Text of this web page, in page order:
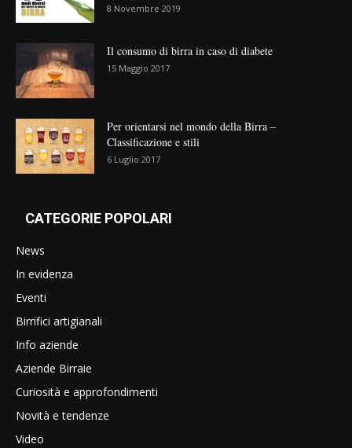
8 Novembre 2019
Il consumo di birra in caso di diabete
15 Maggio 2017
Per orientarsi nel mondo della Birra –
Classificazione e stili
6 Luglio 2017
CATEGORIE POPOLARI
News
In evidenza
Eventi
Birrifici artigianali
Info aziende
Aziende Birraie
Curiosità e approfondimenti
Novità e tendenze
Video